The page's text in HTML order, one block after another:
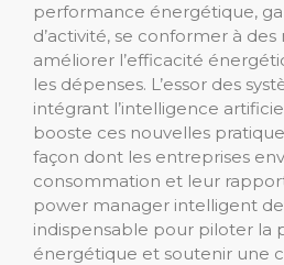
performance énergétique,
d’activité, se conformer à
améliorer l’efficacité
les dépenses. L’essor des
intégrant l’intelligence
booste ces nouvelles
façon dont les entreprises
consommation et leur
power manager intelligent
indispensable pour piloter la
énergétique et soutenir une